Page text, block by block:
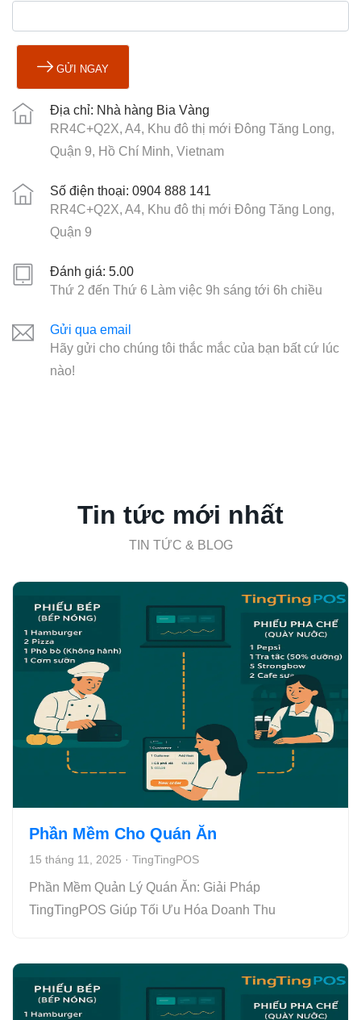
GỬI NGAY
Địa chỉ: Nhà hàng Bia Vàng
RR4C+Q2X, A4, Khu đô thị mới Đông Tăng Long,
Quận 9, Hồ Chí Minh, Vietnam
Số điện thoại: 0904 888 141
RR4C+Q2X, A4, Khu đô thị mới Đông Tăng Long,
Quận 9
Đánh giá: 5.00
Thứ 2 đến Thứ 6 Làm việc 9h sáng tới 6h chiều
Gửi qua email
Hãy gửi cho chúng tôi thắc mắc của bạn bất cứ lúc
nào!
Tin tức mới nhất
TIN TỨC & BLOG
Phần Mềm Cho Quán Ăn
15 tháng 11, 2025 · TingTingPOS
Phần Mềm Quản Lý Quán Ăn: Giải Pháp
TingTingPOS Giúp Tối Ưu Hóa Doanh Thu